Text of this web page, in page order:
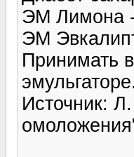
ЭМ Лимона
ЭМ
Принимать
эмульгаторе.
Источник: